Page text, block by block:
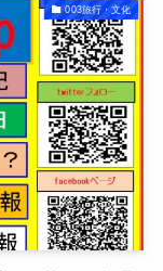
003旅行・文化